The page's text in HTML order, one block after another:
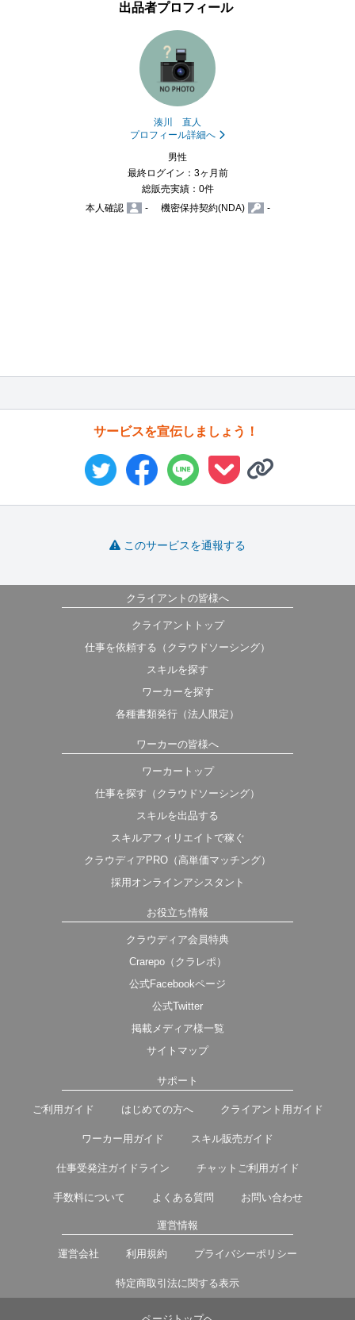
出品者プロフィール
湊川 直人
プロフィール詳細へ
男性
最終ログイン：3ヶ月前
総販売実績：0件
本人確認
- 機密保持契約(NDA) -
サービスを宣伝しましょう！
このサービスを通報する
クライアントの皆様へ
クライアントトップ
仕事を依頼する（クラウドソーシング）
スキルを探す
ワーカーを探す
各種書類発行（法人限定）
ワーカーの皆様へ
ワーカートップ
仕事を探す（クラウドソーシング）
スキルを出品する
スキルアフィリエイトで稼ぐ
クラウディアPRO（高単価マッチング）
採用オンラインアシスタント
お役立ち情報
クラウディア会員特典
Crarepo（クラレポ）
公式Facebookページ
公式Twitter
掲載メディア様一覧
サイトマップ
サポート
ご利用ガイド はじめての方へ クライアント用ガイド
ワーカー用ガイド スキル販売ガイド
仕事受発注ガイドライン チャットご利用ガイド
手数料について よくある質問 お問い合わせ
運営情報
運営会社 利用規約 プライバシーポリシー
特定商取引法に関する表示